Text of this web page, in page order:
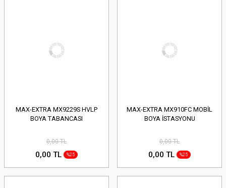
MAX-EXTRA MX9229S HVLP
BOYA TABANCASI
0,00 TL
0,00 TL %25
MAX-EXTRA MX910FC MOBİL
BOYA İSTASYONU
0,00 TL
0,00 TL %25